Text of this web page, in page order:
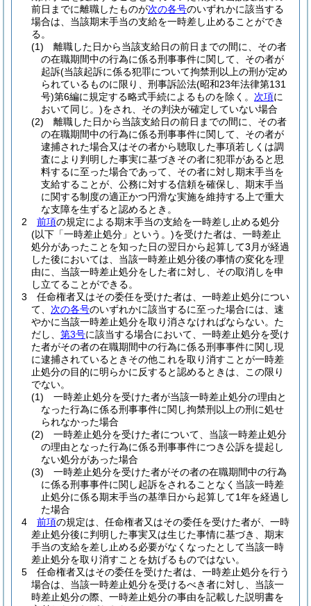
前日までに離職したものが次の各号のいずれかに該当する
場合は、当該期末手当の支給を一時差し止めることができ
る。
(1)
離職した日から当該支給日の前日までの間に、その者
の在職期間中の行為に係る刑事事件に関して、その者が
起訴(当該起訴に係る犯罪について拘禁刑以上の刑が定め
られているものに限り、刑事訴訟法(昭和23年法律第131
号)第6編に規定する略式手続によるものを除く。 次項に
おいて同じ。)をされ、その判決が確定していない場合
(2)
離職した日から当該支給日の前日までの間に、その者
の在職期間中の行為に係る刑事事件に関して、その者が
逮捕された場合又はその者から聴取した事項若しくは調
査により判明した事実に基づきその者に犯罪があると思
料するに至った場合であって、その者に対し期末手当を
支給することが、公務に対する信頼を確保し、期末手当
に関する制度の適正かつ円滑な実施を維持する上で重大
な支障を生ずると認めるとき。
2
前項の規定による期末手当の支給を一時差し止める処分
(以下「一時差止処分」という。)を受けた者は、一時差止
処分があったことを知った日の翌日から起算して3月が経過
した後においては、当該一時差止処分後の事情の変化を理
由に、当該一時差止処分をした者に対し、その取消しを申
し立てることができる。
3
任命権者又はその委任を受けた者は、一時差止処分につい
て、 次の各号のいずれかに該当するに至った場合には、速
やかに当該一時差止処分を取り消さなければならない。 た
だし、 第3号に該当する場合において、一時差止処分を受け
た者がその者の在職期間中の行為に係る刑事事件に関し現
に逮捕されているときその他これを取り消すことが一時差
止処分の目的に明らかに反すると認めるときは、この限り
でない。
(1)
一時差止処分を受けた者が当該一時差止処分の理由と
なった行為に係る刑事事件に関し拘禁刑以上の刑に処せ
られなかった場合
(2)
一時差止処分を受けた者について、当該一時差止処分
の理由となった行為に係る刑事事件につき公訴を提起し
ない処分があった場合
(3)
一時差止処分を受けた者がその者の在職期間中の行為
に係る刑事事件に関し起訴をされることなく当該一時差
止処分に係る期末手当の基準日から起算して1年を経過し
た場合
4
前項の規定は、任命権者又はその委任を受けた者が、一時
差止処分後に判明した事実又は生じた事情に基づき、期末
手当の支給を差し止める必要がなくなったとして当該一時
差止処分を取り消すことを妨げるものではない。
5
任命権者又はその委任を受けた者は、一時差止処分を行う
場合は、当該一時差止処分を受けるべき者に対し、当該一
時差止処分の際、一時差止処分の事由を記載した説明書を